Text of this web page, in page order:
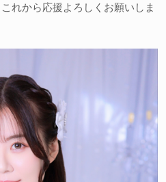
れから応援よろしくお願いしま